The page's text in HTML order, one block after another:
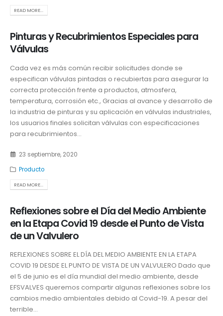
READ MORE...
Pinturas y Recubrimientos Especiales para
Válvulas
Cada vez es más común recibir solicitudes donde se
especifican válvulas pintadas o recubiertas para asegurar la
correcta protección frente a productos, atmosfera,
temperatura, corrosión etc., Gracias al avance y desarrollo de
la industria de pinturas y su aplicación en válvulas industriales,
los usuarios finales solicitan válvulas con especificaciones
para recubrimientos...
23 septiembre, 2020
Producto
READ MORE...
Reflexiones sobre el Día del Medio Ambiente
en la Etapa Covid 19 desde el Punto de Vista
de un Valvulero
REFLEXIONES SOBRE EL DÍA DEL MEDIO AMBIENTE EN LA ETAPA
COVID 19 DESDE EL PUNTO DE VISTA DE UN VALVULERO Dado que
el 5 de junio es el día mundial del medio ambiente, desde
EFSVALVES queremos compartir algunas reflexiones sobre los
cambios medio ambientales debido al Covid-19. A pesar del
terrible...